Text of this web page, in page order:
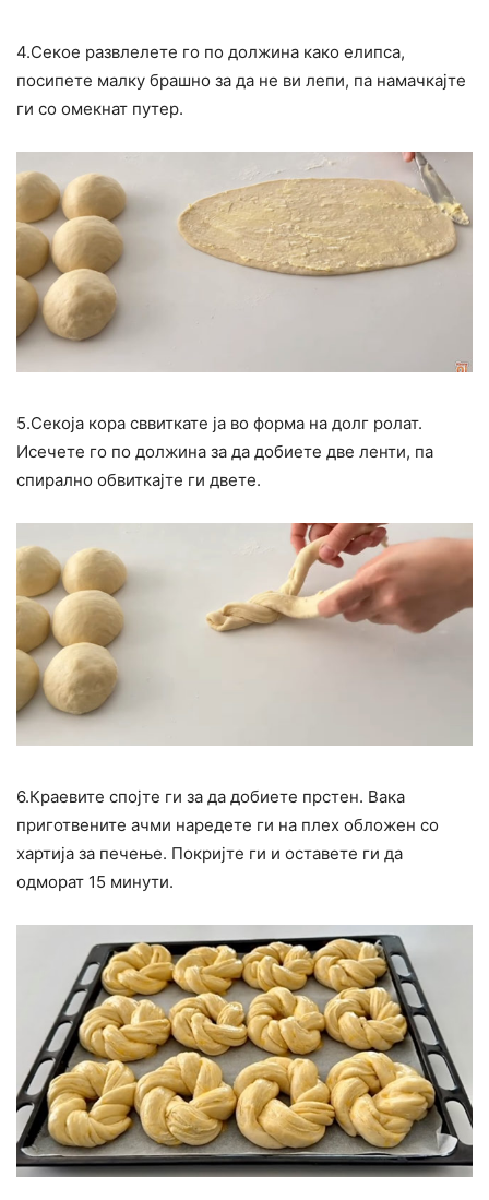
4.Секое развлелете го по должина како елипса,
посипете малку брашно за да не ви лепи, па намачкајте
ги со омекнат путер.
5.Секоја кора сввиткате ја во форма на долг ролат.
Исечете го по должина за да добиете две ленти, па
спирално обвиткајте ги двете.
6.Краевите спојте ги за да добиете прстен. Вака
приготвените ачми наредете ги на плех обложен со
хартија за печење. Покријте ги и оставете ги да
одморат 15 минути.